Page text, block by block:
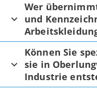
Wer
und
Können Sie
sie in
Industrie